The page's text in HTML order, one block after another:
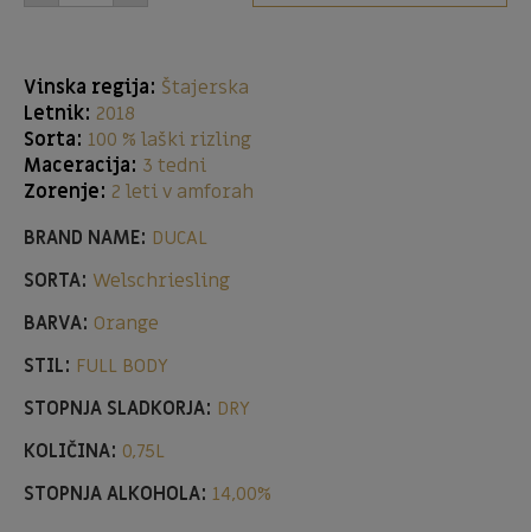
Vinska regija: Štajerska
Letnik: 2018
Sorta: 100 % laški rizling
Maceracija: 3 tedni
Zorenje: 2 leti v amforah
BRAND NAME: DUCAL
SORTA: Welschriesling
BARVA: Orange
STIL: FULL BODY
STOPNJA SLADKORJA: DRY
KOLIČINA: 0,75L
STOPNJA ALKOHOLA: 14,00%